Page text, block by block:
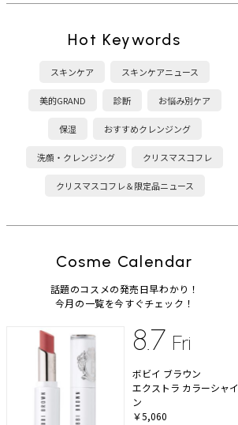
Hot Keywords
スキンケア スキンケアニュース
美的GRAND 診断 お悩み別ケア
保湿 おすすめクレンジング
洗顔・クレンジング クリスマスコフレ
クリスマスコフレ＆限定品ニュース
Cosme Calendar
話題のコスメの発売日早わかり！
今月の一覧を今すぐチェック！
8.7 Fri
ボビイ ブラウン
エクストラ カラーシャイ
ン
￥5,060